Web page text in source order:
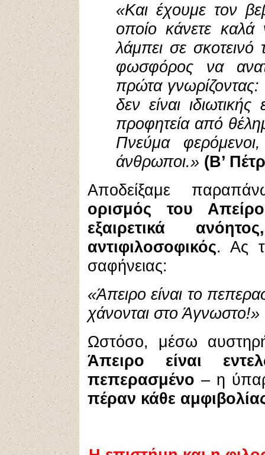
«Και έχουμε τον
οποίο κάνετε
λάμπει σε
φωσφόρος να
πρώτα γνωρίζοντας:
δεν είναι
προφητεία από
Πνεύμα
άνθρωποι.» (Β’
Αποδείξαμε
ορισμός του
εξαιρετικά
αντιφιλοσοφικός. Ας
σαφήνειας:
«Άπειρο είναι το
χάνονται στο Άγνωστο!»
Ωστόσο, μέσω
Άπειρο είναι
πεπερασμένο – η
πέραν κάθε